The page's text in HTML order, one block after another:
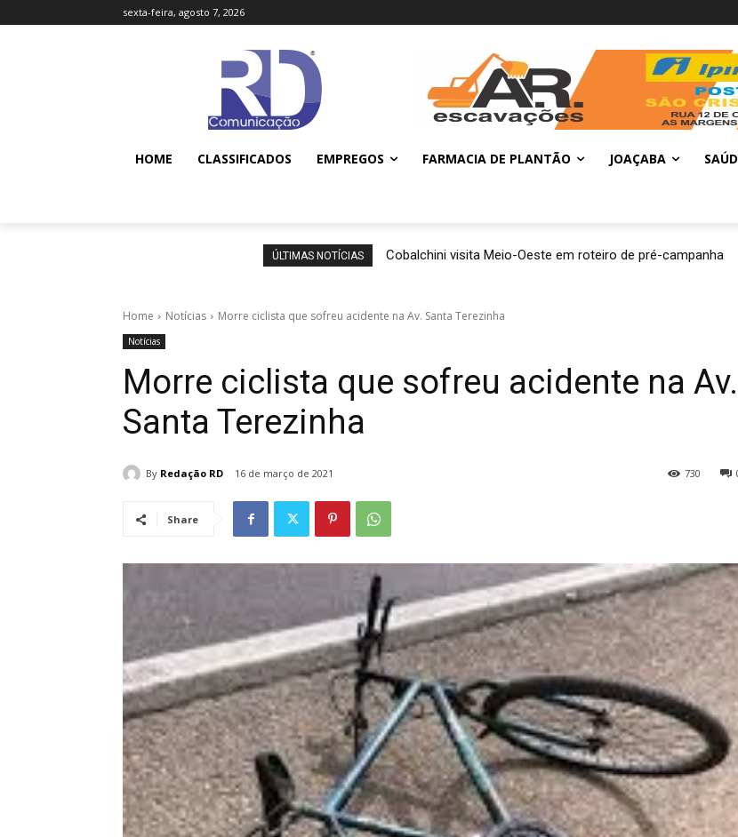
sexta-feira, agosto 7, 2026
HOME CLASSIFICADOS EMPREGOS FARMACIA DE PLANTÃO JOAÇABA
ÚLTIMAS NOTÍCIAS Cobalchini visita Meio-Oeste em roteiro de pré-campanha
Home Notícias Morre ciclista que sofreu acidente na Av. Santa Terezinha
Notícias
Morre ciclista que sofreu acidente na Av.
Santa Terezinha
By Redação RD 16 de março de 2021 730
Share